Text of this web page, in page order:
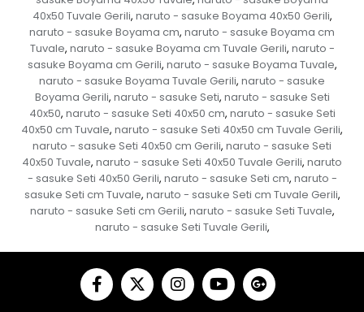
40x50 Tuvale Gerili, naruto - sasuke Boyama 40x50 Gerili,
naruto - sasuke Boyama cm, naruto - sasuke Boyama cm
Tuvale, naruto - sasuke Boyama cm Tuvale Gerili, naruto -
sasuke Boyama cm Gerili, naruto - sasuke Boyama Tuvale,
naruto - sasuke Boyama Tuvale Gerili, naruto - sasuke
Boyama Gerili, naruto - sasuke Seti, naruto - sasuke Seti
40x50, naruto - sasuke Seti 40x50 cm, naruto - sasuke Seti
40x50 cm Tuvale, naruto - sasuke Seti 40x50 cm Tuvale Gerili,
naruto - sasuke Seti 40x50 cm Gerili, naruto - sasuke Seti
40x50 Tuvale, naruto - sasuke Seti 40x50 Tuvale Gerili, naruto
- sasuke Seti 40x50 Gerili, naruto - sasuke Seti cm, naruto -
sasuke Seti cm Tuvale, naruto - sasuke Seti cm Tuvale Gerili,
naruto - sasuke Seti cm Gerili, naruto - sasuke Seti Tuvale,
naruto - sasuke Seti Tuvale Gerili,